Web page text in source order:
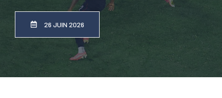
26 JUIN 2026